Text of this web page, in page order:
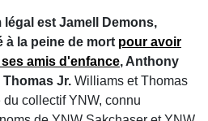
légal est Jamell Demons,
à la peine de mort pour avoir
amis d'enfance, Anthony
Jr. Williams et Thomas
collectif YNW, connu